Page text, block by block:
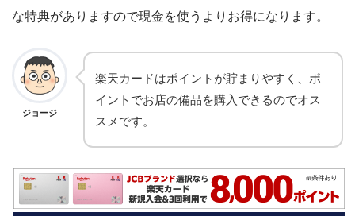
な特典がありますので現金を使うよりお得になります。
ジョージ
楽天カードはポイントが貯まりやすく、ポ
イントでお店の備品を購入できるのでオス
スメです。